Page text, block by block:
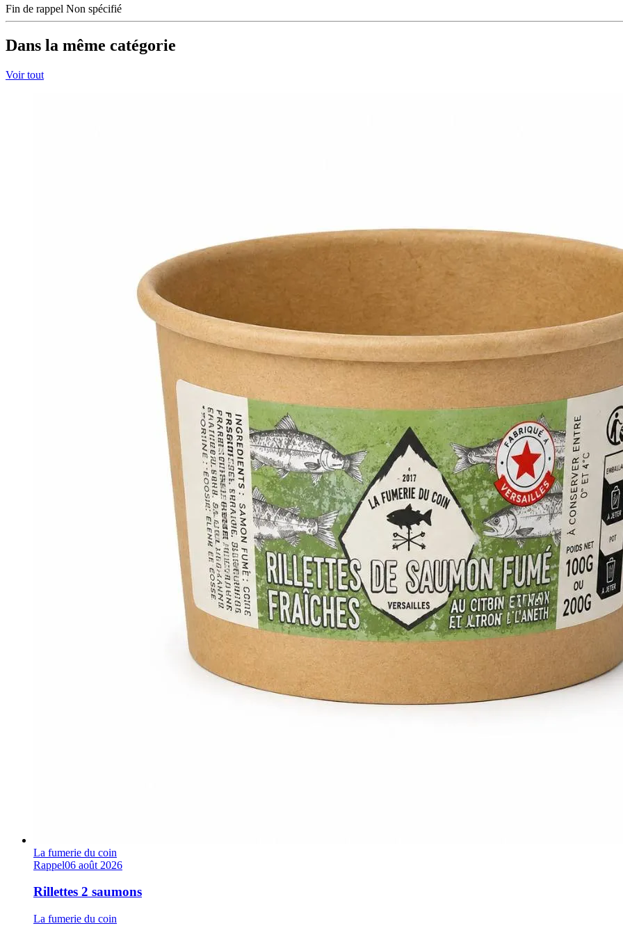
Fin de rappel Non spécifié
Dans la même catégorie
Voir tout
La fumerie du coin
Rappel06 août 2026
Rillettes 2 saumons
La fumerie du coin